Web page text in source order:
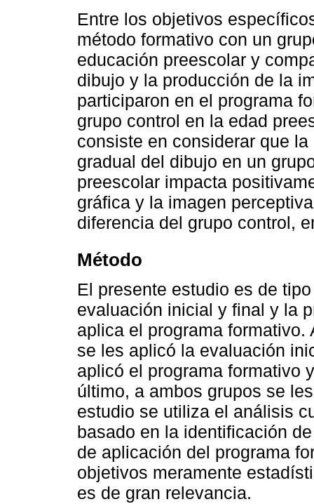
Entre los objetivos
método formativo con un
educación preescolar y
dibujo y la producción de la
participaron en el programa
grupo control en la edad
consiste en considerar que
gradual del dibujo en un
preescolar impacta
gráfica y la imagen
diferencia del grupo control,
Método
El presente estudio es de
evaluación inicial y final y la
aplica el programa
se les aplicó la evaluación
aplicó el programa formativo
último, a ambos grupos se
estudio se utiliza el análisis
basado en la identificación
de aplicación del programa
objetivos meramente
es de gran relevancia.